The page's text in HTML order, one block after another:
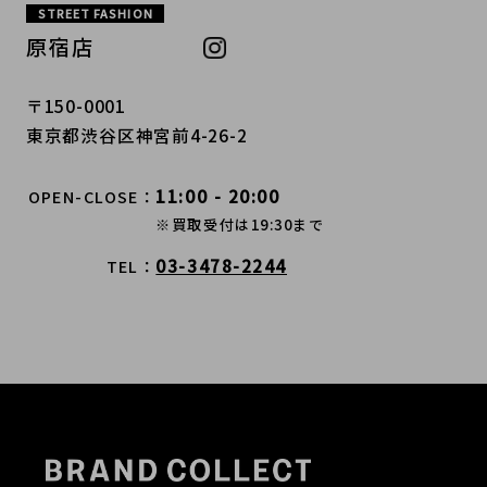
STREET FASHION
原宿店
〒150-0001
東京都渋谷区神宮前4-26-2
OPEN-CLOSE 11:00 - 20:00
※買取受付は19:30まで
TEL 03-3478-2244